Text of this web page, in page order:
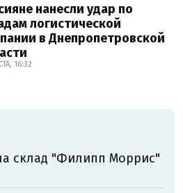
нанесли удар по
логистической
в Днепропетровской
16:32
склад "Филипп Моррис"